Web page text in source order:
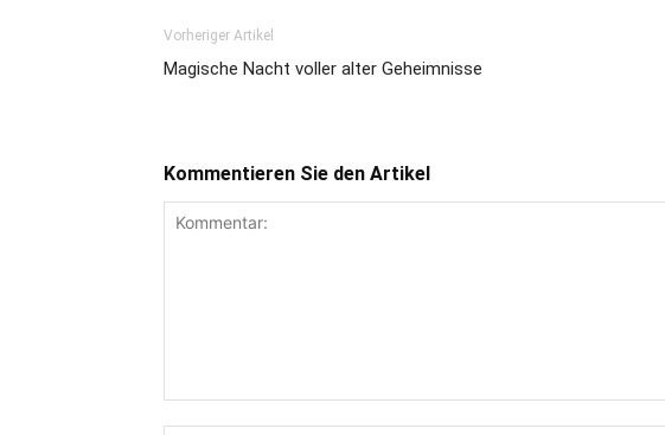
Vorheriger Artikel
Magische Nacht voller alter Geheimnisse
Kommentieren Sie den Artikel